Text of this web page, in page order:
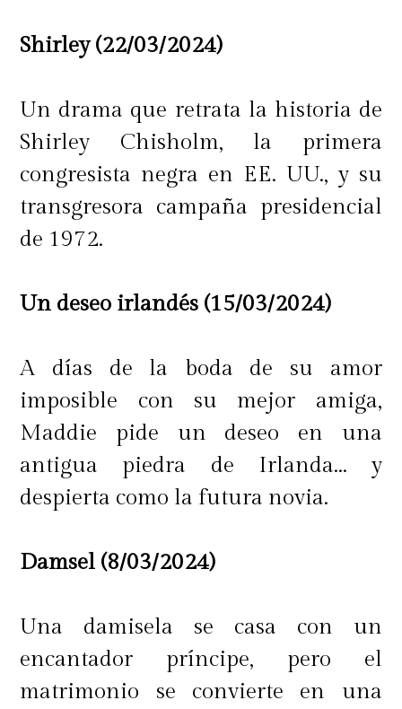
Shirley (22/03/2024)
Un drama que retrata la historia de
Shirley Chisholm, la primera
congresista negra en EE. UU., y su
transgresora campaña presidencial
de 1972.
Un deseo irlandés (15/03/2024)
A días de la boda de su amor
imposible con su mejor amiga,
Maddie pide un deseo en una
antigua piedra de Irlanda... y
despierta como la futura novia.
Damsel (8/03/2024)
Una damisela se casa con un
encantador príncipe, pero el
matrimonio se convierte en una